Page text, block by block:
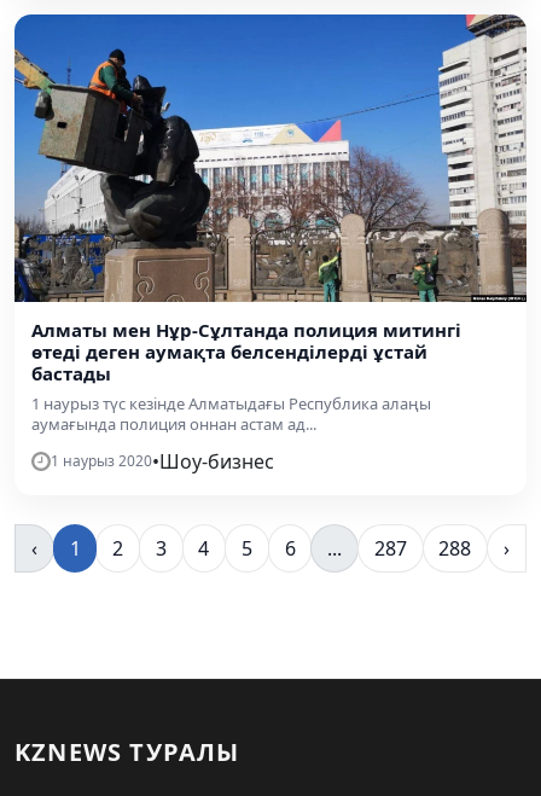
Алматы мен Нұр-Сұлтанда полиция митингі
өтеді деген аумақта белсенділерді ұстай
бастады
1 наурыз түс кезінде Алматыдағы Республика алаңы
аумағында полиция оннан астам ад...
1 наурыз 2020•Шоу-бизнес
‹ 1 2 3 4 5 6 ... 287 288 ›
KZNEWS ТУРАЛЫ